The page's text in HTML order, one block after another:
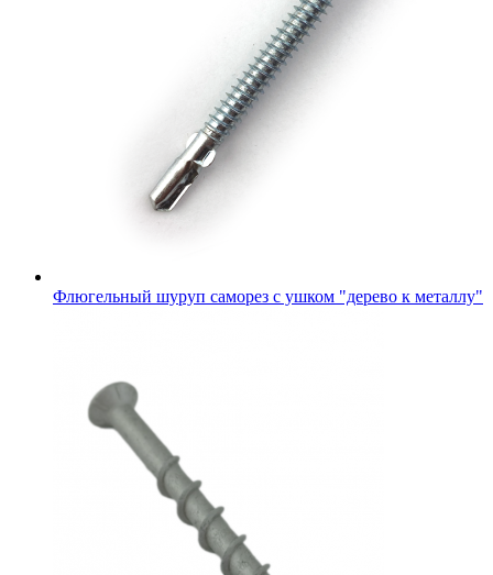
Флюгельный шуруп саморез с ушком "дерево к металлу"